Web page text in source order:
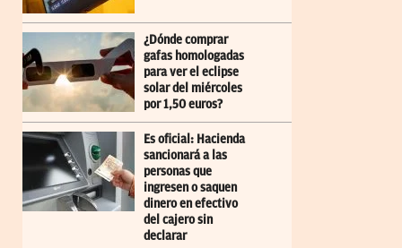
¿Dónde comprar
gafas homologadas
para ver el eclipse
solar del miércoles
por 1,50 euros?
Es oficial: Hacienda
sancionará a las
personas que
ingresen o saquen
dinero en efectivo
del cajero sin
declarar